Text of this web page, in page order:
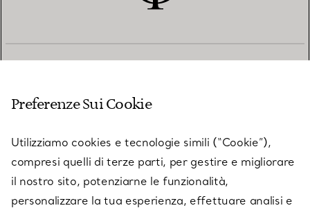
SU TIFFANY & CO.
Preferenze Sui Cookie
Utilizziamo cookies e tecnologie simili (“Cookie”),
compresi quelli di terze parti, per gestire e migliorare
il nostro sito, potenziarne le funzionalità,
personalizzare la tua esperienza, effettuare analisi e